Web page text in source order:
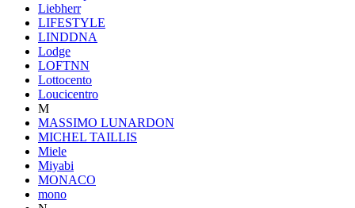
Liebherr
LIFESTYLE
LINDDNA
Lodge
LOFTNN
Lottocento
Loucicentro
M
MASSIMO LUNARDON
MICHEL TAILLIS
Miele
Miyabi
MONACO
mono